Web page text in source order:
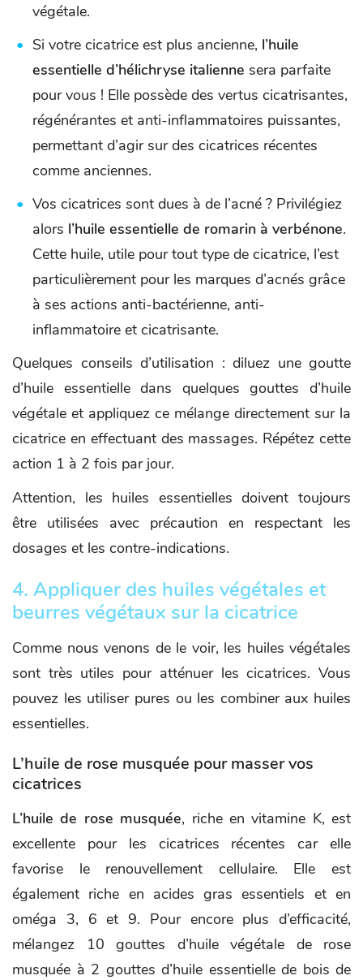
végétale.
Si votre cicatrice est plus ancienne, l’huile
essentielle d’hélichryse italienne sera parfaite
pour vous ! Elle possède des vertus cicatrisantes,
régénérantes et anti-inflammatoires puissantes,
permettant d’agir sur des cicatrices récentes
comme anciennes.
Vos cicatrices sont dues à de l’acné ? Privilégiez
alors l’huile essentielle de romarin à verbénone.
Cette huile, utile pour tout type de cicatrice, l’est
particulièrement pour les marques d’acnés grâce
à ses actions anti-bactérienne, anti-
inflammatoire et cicatrisante.
Quelques conseils d’utilisation : diluez une goutte
d’huile essentielle dans quelques gouttes d’huile
végétale et appliquez ce mélange directement sur la
cicatrice en effectuant des massages. Répétez cette
action 1 à 2 fois par jour.
Attention, les huiles essentielles doivent toujours
être utilisées avec précaution en respectant les
dosages et les contre-indications.
4. Appliquer des huiles végétales et
beurres végétaux sur la cicatrice
Comme nous venons de le voir, les huiles végétales
sont très utiles pour atténuer les cicatrices. Vous
pouvez les utiliser pures ou les combiner aux huiles
essentielles.
L’huile de rose musquée pour masser vos
cicatrices
L’huile de rose musquée, riche en vitamine K, est
excellente pour les cicatrices récentes car elle
favorise le renouvellement cellulaire. Elle est
également riche en acides gras essentiels et en
oméga 3, 6 et 9. Pour encore plus d’efficacité,
mélangez 10 gouttes d’huile végétale de rose
musquée à 2 gouttes d’huile essentielle de bois de